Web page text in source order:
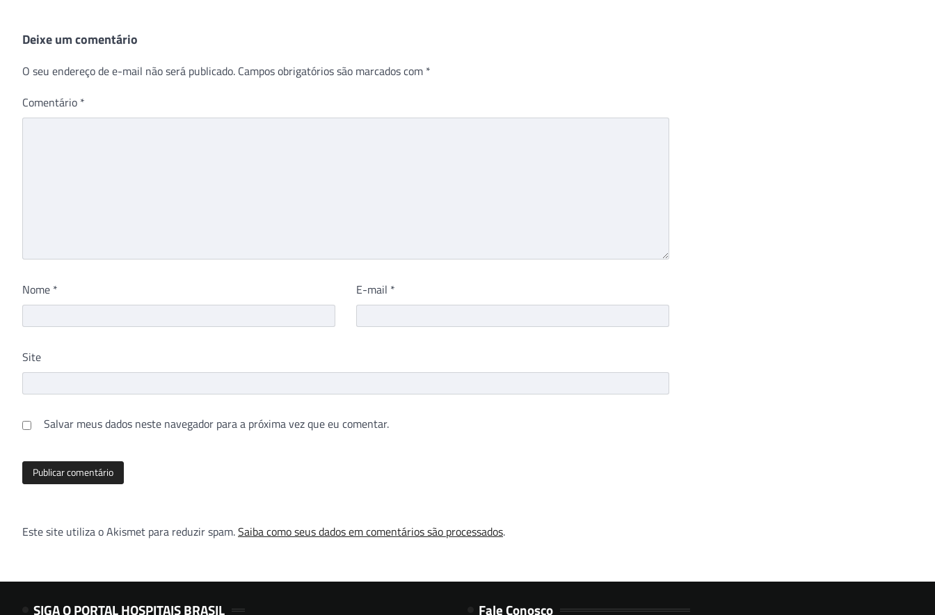
Deixe um comentário
O seu endereço de e-mail não será publicado. Campos obrigatórios são marcados com *
Comentário *
Nome * E-mail *
Site
Salvar meus dados neste navegador para a próxima vez que eu comentar.
Este site utiliza o Akismet para reduzir spam.Saiba como seus dados em comentários são processados.
SIGA O PORTAL HOSPITAIS BRASIL Fale Conosco